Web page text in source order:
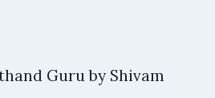
Guru by Shivam